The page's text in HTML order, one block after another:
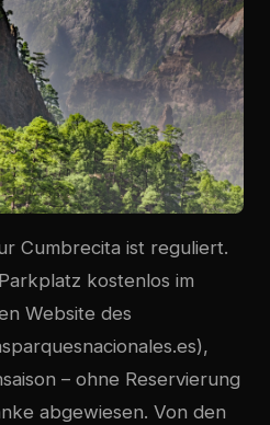
Cumbrecita ist reguliert.
kostenlos im
Website des
– ohne Reservierung
abgewiesen. Von den